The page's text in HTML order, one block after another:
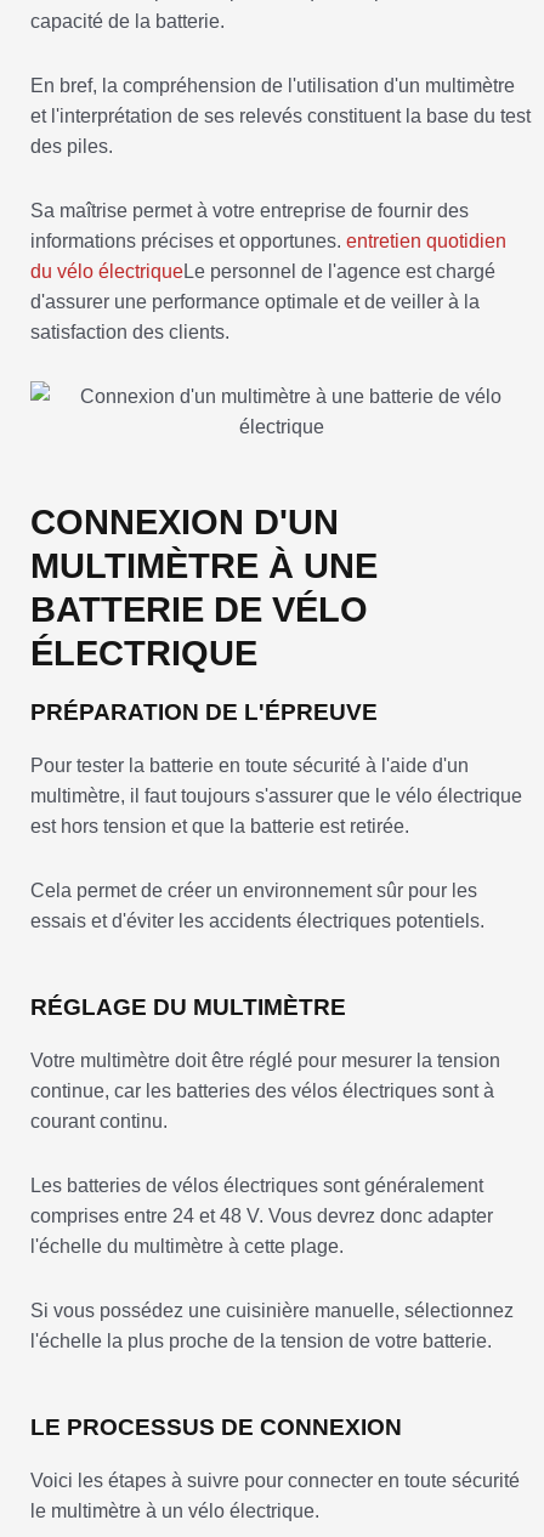
capacité de la batterie.
En bref, la compréhension de l'utilisation d'un multimètre
et l'interprétation de ses relevés constituent la base du test
des piles.
Sa maîtrise permet à votre entreprise de fournir des
informations précises et opportunes. entretien quotidien
du vélo électriqueLe personnel de l'agence est chargé
d'assurer une performance optimale et de veiller à la
satisfaction des clients.
CONNEXION D'UN
MULTIMÈTRE À UNE
BATTERIE DE VÉLO
ÉLECTRIQUE
PRÉPARATION DE L'ÉPREUVE
Pour tester la batterie en toute sécurité à l'aide d'un
multimètre, il faut toujours s'assurer que le vélo électrique
est hors tension et que la batterie est retirée.
Cela permet de créer un environnement sûr pour les
essais et d'éviter les accidents électriques potentiels.
RÉGLAGE DU MULTIMÈTRE
Votre multimètre doit être réglé pour mesurer la tension
continue, car les batteries des vélos électriques sont à
courant continu.
Les batteries de vélos électriques sont généralement
comprises entre 24 et 48 V. Vous devrez donc adapter
l'échelle du multimètre à cette plage.
Si vous possédez une cuisinière manuelle, sélectionnez
l'échelle la plus proche de la tension de votre batterie.
LE PROCESSUS DE CONNEXION
Voici les étapes à suivre pour connecter en toute sécurité
le multimètre à un vélo électrique.